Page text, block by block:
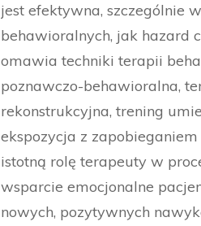
jest efektywna, szczególnie
behawioralnych, jak hazard
omawia techniki terapii
poznawczo-behawioralna,
rekonstrukcyjna, trening
ekspozycja z
istotną rolę terapeuty w
wsparcie emocjonalne
nowych, pozytywnych